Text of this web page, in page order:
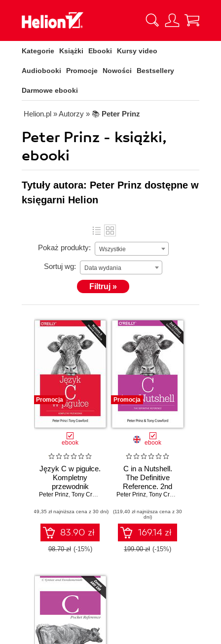
Kategorie Książki Ebooki Kursy video
Audiobooki Promocje Nowości Bestsellery
Darmowe ebooki
Helion.pl » Autorzy » 📚 Peter Prinz
Peter Prinz - książki,
ebooki
Tytuły autora: Peter Prinz dostępne w
księgarni Helion
Pokaż produkty: Wszystkie
Sortuj wg: Data wydania
Filtruj »
Promocja
ebook
Język C w pigułce.
Kompletny
przewodnik
Peter Prinz, Tony Crawford
(49,35 zł najniższa cena z 30 dni)
83.90 zł
98.70 zł (-15%)
Promocja
ebook
C in a Nutshell.
The Definitive
Reference. 2nd
Edition
Peter Prinz, Tony Crawford
(119,40 zł najniższa cena z 30
dni)
169.14 zł
199.00 zł (-15%)